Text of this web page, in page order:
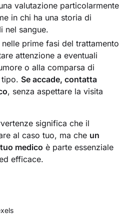
valutazione particolarmente
in chi ha una storia di
nel sangue.
nelle prime fasi del trattamento
attenzione a eventuali
o alla comparsa di
Se accade, contatta
, senza aspettare la visita
significa che il
al caso tuo, ma che un
medico è parte essenziale
efficace.